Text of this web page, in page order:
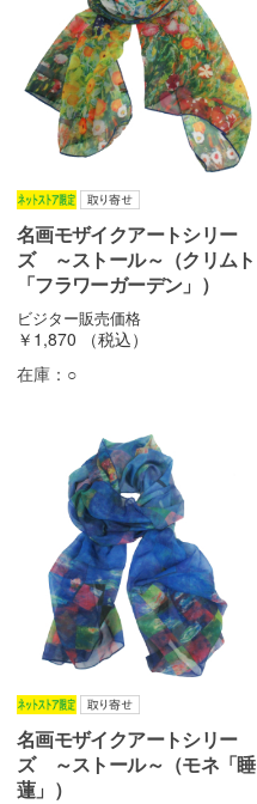
名画モザイクアートシリー
ズ ～ストール～（クリムト
「フラワーガーデン」）
ビジター販売価格
￥1,870
（税込）
在庫： ○
名画モザイクアートシリー
ズ ～ストール～（モネ「睡
蓮」）